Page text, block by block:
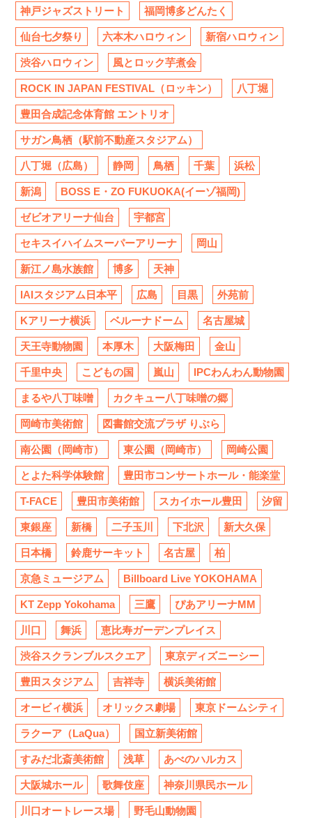
神戸ジャズストリート 福岡博多どんたく
仙台七夕祭り 六本木ハロウィン 新宿ハロウィン
渋谷ハロウィン 風とロック芋煮会
ROCK IN JAPAN FESTIVAL（ロッキン） 八丁堀
豊田合成記念体育館 エントリオ
サガン鳥栖（駅前不動産スタジアム）
八丁堀（広島） 静岡 鳥栖 千葉 浜松
新潟 BOSS E・ZO FUKUOKA(イーゾ福岡)
ゼビオアリーナ仙台 宇都宮
セキスイハイムスーパーアリーナ 岡山
新江ノ島水族館 博多 天神
IAIスタジアム日本平 広島 目黒 外苑前
Kアリーナ横浜 ベルーナドーム 名古屋城
天王寺動物園 本厚木 大阪梅田 金山
千里中央 こどもの国 嵐山 IPCわんわん動物園
まるや八丁味噌 カクキュー八丁味噌の郷
岡崎市美術館 図書館交流プラザ りぶら
南公園（岡崎市） 東公園（岡崎市） 岡崎公園
とよた科学体験館 豊田市コンサートホール・能楽堂
T-FACE 豊田市美術館 スカイホール豊田 汐留
東銀座 新橋 二子玉川 下北沢 新大久保
日本橋 鈴鹿サーキット 名古屋 柏
京急ミュージアム Billboard Live YOKOHAMA
KT Zepp Yokohama 三鷹 ぴあアリーナMM
川口 舞浜 恵比寿ガーデンプレイス
渋谷スクランブルスクエア 東京ディズニーシー
豊田スタジアム 吉祥寺 横浜美術館
オービィ横浜 オリックス劇場 東京ドームシティ
ラクーア（LaQua） 国立新美術館
すみだ北斎美術館 浅草 あべのハルカス
大阪城ホール 歌舞伎座 神奈川県民ホール
川口オートレース場 野毛山動物園